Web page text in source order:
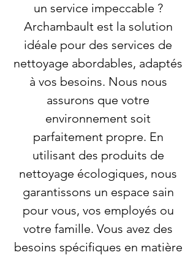
un service impeccable ?
Archambault est la solution
idéale pour des services de
nettoyage abordables, adaptés
à vos besoins. Nous nous
assurons que votre
environnement soit
parfaitement propre. En
utilisant des produits de
nettoyage écologiques, nous
garantissons un espace sain
pour vous, vos employés ou
votre famille. Vous avez des
besoins spécifiques en matière